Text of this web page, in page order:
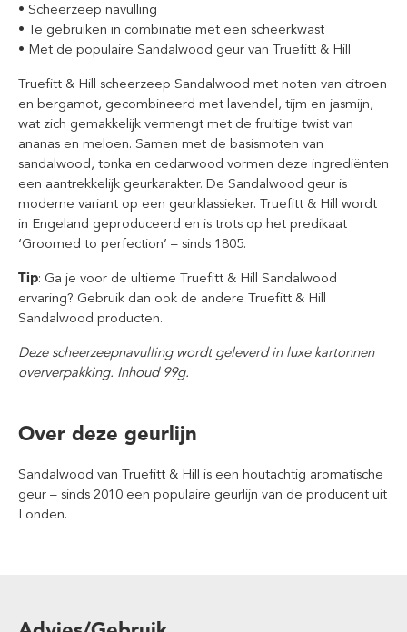
• Scheerzeep navulling
• Te gebruiken in combinatie met een scheerkwast
• Met de populaire Sandalwood geur van Truefitt & Hill
Truefitt & Hill scheerzeep Sandalwood met noten van citroen
en bergamot, gecombineerd met lavendel, tijm en jasmijn,
wat zich gemakkelijk vermengt met de fruitige twist van
ananas en meloen. Samen met de basismoten van
sandalwood, tonka en cedarwood vormen deze ingrediënten
een aantrekkelijk geurkarakter. De Sandalwood geur is
moderne variant op een geurklassieker. Truefitt & Hill wordt
in Engeland geproduceerd en is trots op het predikaat
‘Groomed to perfection’ – sinds 1805.
Tip: Ga je voor de ultieme Truefitt & Hill Sandalwood
ervaring? Gebruik dan ook de andere Truefitt & Hill
Sandalwood producten.
Deze scheerzeepnavulling wordt geleverd in luxe kartonnen
oververpakking. Inhoud 99g.
Over deze geurlijn
Sandalwood van Truefitt & Hill is een houtachtig aromatische
geur – sinds 2010 een populaire geurlijn van de producent uit
Londen.